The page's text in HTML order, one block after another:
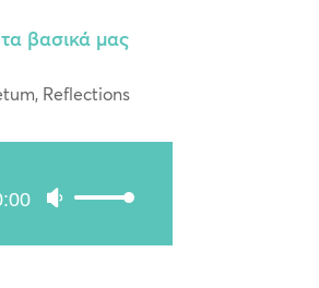
βασικά μας
Reflections
Use